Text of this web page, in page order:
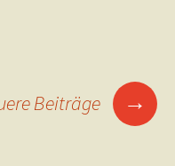
Beiträge →